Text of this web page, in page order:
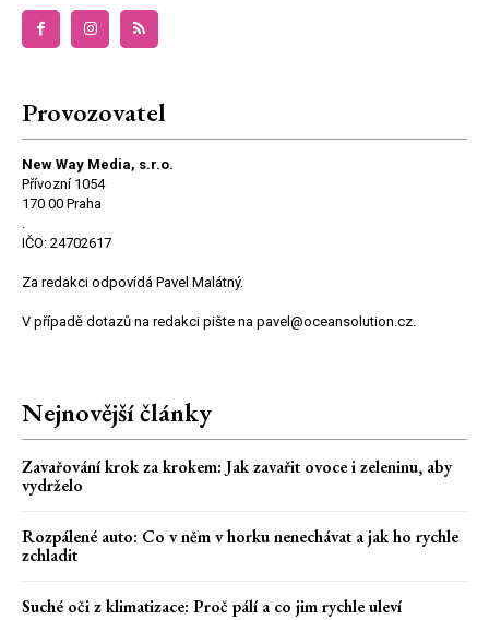
Provozovatel
New Way Media, s.r.o.
Přívozní 1054
170 00 Praha
.
IČO: 24702617
Za redakci odpovídá Pavel Malátný.
V případě dotazů na redakci pište na pavel@oceansolution.cz.
Nejnovější články
Zavařování krok za krokem: Jak zavařit ovoce i zeleninu, aby
vydrželo
Rozpálené auto: Co v něm v horku nenechávat a jak ho rychle
zchladit
Suché oči z klimatizace: Proč pálí a co jim rychle uleví